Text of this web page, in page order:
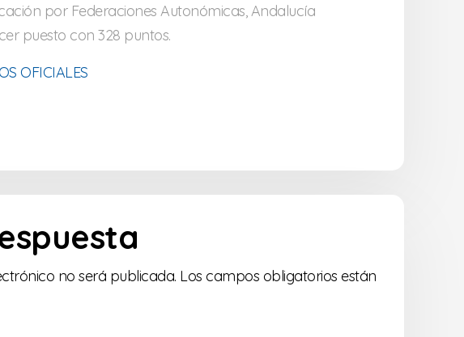
por Federaciones Autonómicas, Andalucía
puesto con 328 puntos.
OFICIALES
no será publicada. Los campos obligatorios están